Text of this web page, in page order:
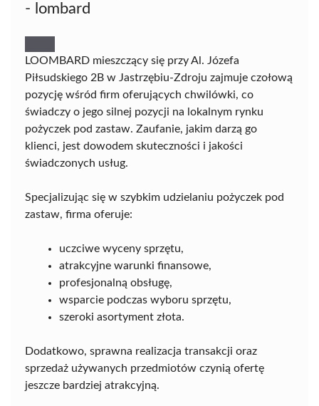
- lombard
LOOMBARD mieszczący się przy Al. Józefa
Piłsudskiego 2B w Jastrzębiu-Zdroju zajmuje czołową
pozycję wśród firm oferujących chwilówki, co
świadczy o jego silnej pozycji na lokalnym rynku
pożyczek pod zastaw. Zaufanie, jakim darzą go
klienci, jest dowodem skuteczności i jakości
świadczonych usług.
Specjalizując się w szybkim udzielaniu pożyczek pod
zastaw, firma oferuje:
uczciwe wyceny sprzętu,
atrakcyjne warunki finansowe,
profesjonalną obsługę,
wsparcie podczas wyboru sprzętu,
szeroki asortyment złota.
Dodatkowo, sprawna realizacja transakcji oraz
sprzedaż używanych przedmiotów czynią ofertę
jeszcze bardziej atrakcyjną.